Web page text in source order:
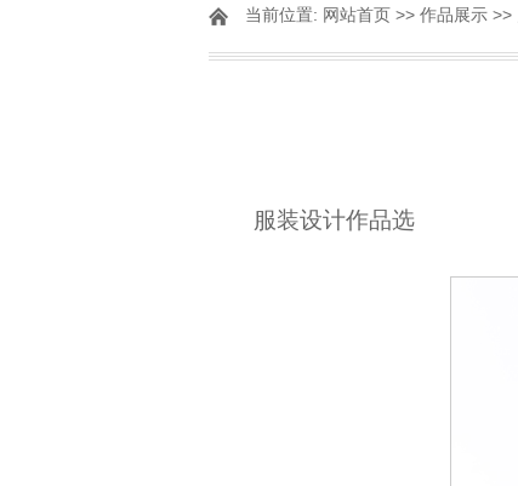
当前位置: 网站首页 >> 作品展示 >>
服装设计作品选